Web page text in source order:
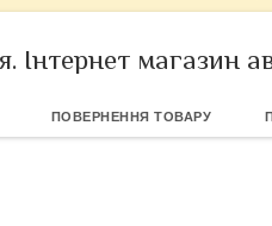
Інтернет магазин
ПОВЕРНЕННЯ ТОВАРУ